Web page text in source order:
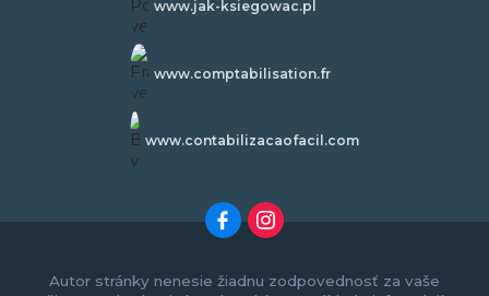
www.jak-ksiegowac.pl
www.comptabilisation.fr
www.contabilizacaofacil.com
Autor stránky nenesie žiadnu zodpovednosť za vaše